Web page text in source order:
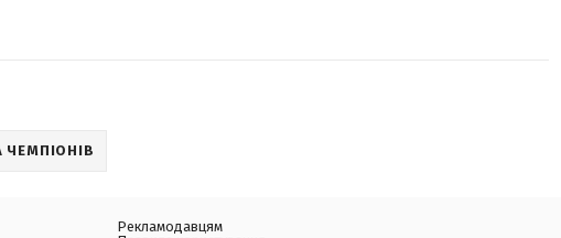
ЧЕМПІОНІВ
Рекламодавцям